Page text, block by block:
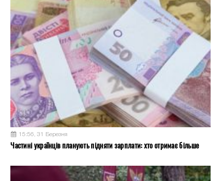
15:56, 31 Березня
Частині українців планують підняти зарплати: хто отримає більше